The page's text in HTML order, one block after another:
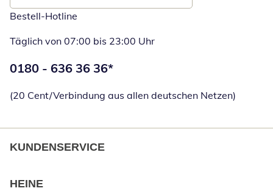
Bestell-Hotline
Täglich von 07:00 bis 23:00 Uhr
Telefonnummer:
0180 - 636 36 36*
(20 Cent/Verbindung aus allen deutschen Netzen)
KUNDENSERVICE
HEINE